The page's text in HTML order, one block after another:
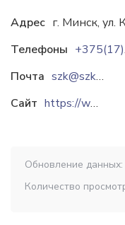
Адрес г. Минск, ул.
Телефоны
Почта
szk@szkminsk.by
Сайт
https://www.szkminsk.by
Обновление данных:
Количество